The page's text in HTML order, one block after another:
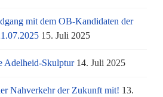
mit dem OB-Kandidaten der
15. Juli 2025
Adelheid-Skulptur 14. Juli 2025
Nahverkehr der Zukunft mit! 13.